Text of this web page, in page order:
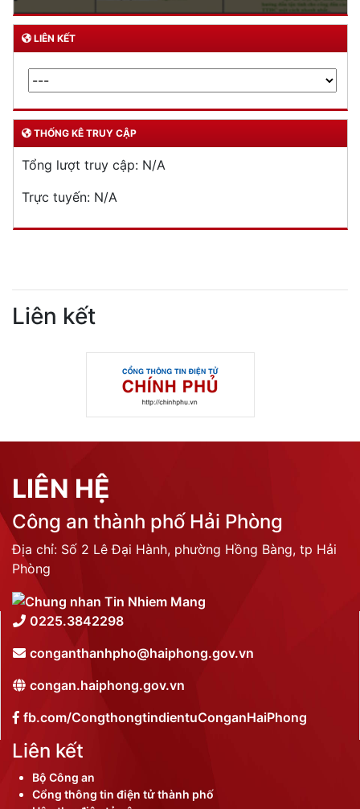
LIÊN KẾT
THỐNG KÊ TRUY CẬP
Tổng lượt truy cập: N/A
Trực tuyến: N/A
Liên kết
LIÊN HỆ
Công an thành phố Hải Phòng
Địa chỉ: Số 2 Lê Đại Hành, phường Hồng Bàng, tp Hải
Phòng
0225.3842298
conganthanhpho@haiphong.gov.vn
congan.haiphong.gov.vn
fb.com/CongthongtindientuConganHaiPhong
Liên kết
Bộ Công an
Cổng thông tin điện tử thành phố